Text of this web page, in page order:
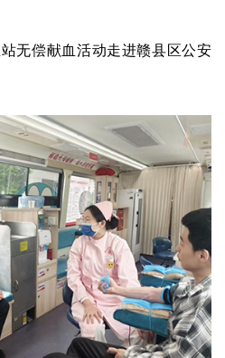
无偿献血活动走进赣县区公安